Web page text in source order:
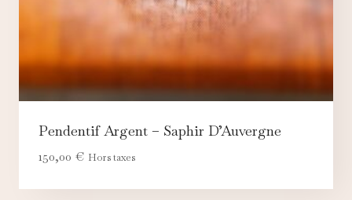
Pendentif Argent – Saphir D’Auvergne
150,00 € Hors taxes